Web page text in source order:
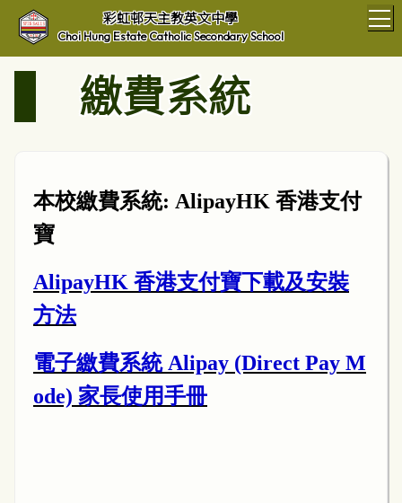
彩虹邨天主教英文中學
Choi Hung Estate Catholic Secondary School
繳費系統
本校繳費系統: AlipayHK 香港支付
寶
AlipayHK 香港支付寶下載及安裝
方法
電子繳費系統 Alipay (Direct Pay M
ode) 家長使用手冊